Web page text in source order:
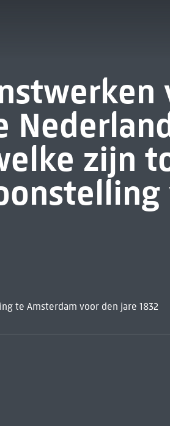
zijn
te Amsterdam voor den jare 1832